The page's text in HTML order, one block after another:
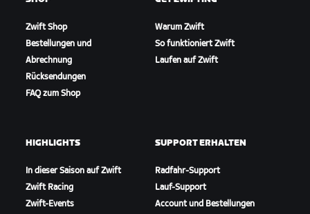
Zwift Shop
Bestellungen und
Abrechnung
Rücksendungen
FAQ zum Shop
Warum Zwift
So funktioniert Zwift
Laufen auf Zwift
HIGHLIGHTS
In dieser Saison auf Zwift
Zwift Racing
Zwift-Events
SUPPORT ERHALTEN
Radfahr-Support
Lauf-Support
Account und Bestellungen